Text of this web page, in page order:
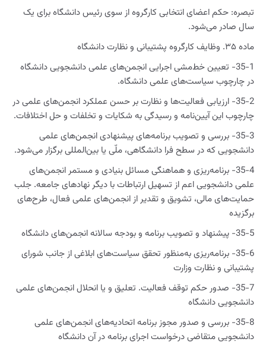
تبصره: حکم اعضای انتخابی کارگروه از سوی رئیس دانشگاه برای یک
سال صادر می‌شود.
ماده ۳۵. وظایف کارگروه پشتیبانی و نظارت دانشگاه
35-1- تعیین خط‌مشی اجرایی انجمن‌های علمی دانشجویی دانشگاه
در چارچوب سیاست‌های علمی دانشگاه.
35-2- ارزیابی فعالیت‌ها و نظارت بر حسن عملکرد انجمن‌های علمی در
چارچوب این آیین‌نامه و رسیدگی به شکایات و تخلفات و حل اختلافات.
35-3- بررسی و تصویب برنامه‌های پیشنهادی انجمن‌های علمی
دانشجویی که در سطح فرا دانشگاهی، ملّی یا بین‌المللی برگزار می‌شود.
35-4- برنامه‌ریزی و هماهنگی مسائل بنیادی و مستمر انجمن‌های
علمی دانشجویی اعم از تسهیل ارتباطات با دیگر نهادهای جامعه. جلب
حمایت‌های مالی، تشویق و تقدیر از انجمن‌های علمی فعال، طرح‌های
برگزیده
35-5- پیشنهاد و تصویب برنامه و بودجه سالانه انجمن‌های دانشگاه
35-6- برنامه‌ریزی به‌منظور تحقق سیاست‌های ابلاغی از جانب شورای
پشتیبانی و نظارت وزارت
35-7- صدور حکم توقف فعالیت. تعلیق و یا انحلال انجمن‌های علمی
دانشجویی دانشگاه
35-8- بررسی و صدور مجوز برنامه اتحادیه‌های انجمن‌های علمی
دانشجویی متقاضی درخواست اجرای برنامه در آن دانشگاه